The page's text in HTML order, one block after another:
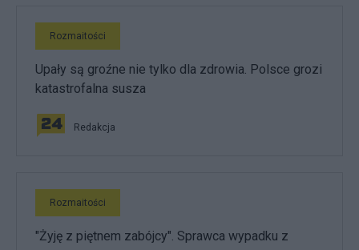
Rozmaitości
Upały są groźne nie tylko dla zdrowia. Polsce grozi
katastrofalna susza
Redakcja
Rozmaitości
"Żyję z piętnem zabójcy". Sprawca wypadku z